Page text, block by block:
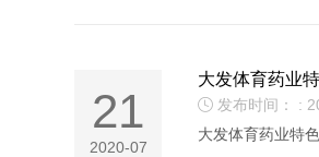
21
2020-07
大发体育药业
发布时间： :
大发体育药业特